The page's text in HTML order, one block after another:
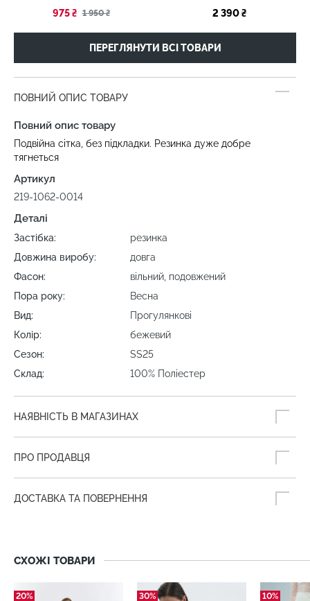
975 ₴ 1 950 ₴ 2 390 ₴
ПЕРЕГЛЯНУТИ ВСІ ТОВАРИ
ПОВНИЙ ОПИС ТОВАРУ
Повний опис товару
Подвійна сітка, без підкладки. Резинка дуже добре
тягнеться
Артикул
219-1062-0014
Деталі
Застібка:
резинка
Довжина виробу:
довга
Фасон:
вільний, подовжений
Пора року:
Весна
Вид:
Прогулянкові
Колір:
бежевий
Сезон:
SS25
Склад:
100% Поліестер
НАЯВНІСТЬ В МАГАЗИНАХ
ПРО ПРОДАВЦЯ
ДОСТАВКА ТА ПОВЕРНЕННЯ
СХОЖІ ТОВАРИ
20% 30% 10%